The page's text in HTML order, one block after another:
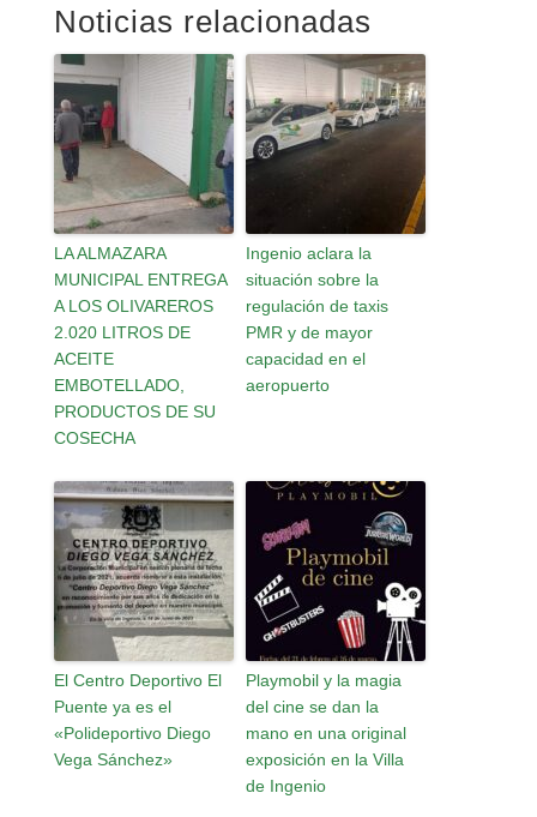
Noticias relacionadas
LA ALMAZARA
MUNICIPAL ENTREGA
A LOS OLIVAREROS
2.020 LITROS DE
ACEITE
EMBOTELLADO,
PRODUCTOS DE SU
COSECHA
Ingenio aclara la
situación sobre la
regulación de taxis
PMR y de mayor
capacidad en el
aeropuerto
El Centro Deportivo El
Puente ya es el
«Polideportivo Diego
Vega Sánchez»
Playmobil y la magia
del cine se dan la
mano en una original
exposición en la Villa
de Ingenio